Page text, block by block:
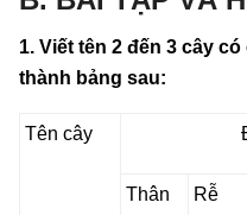
1. Viết tên 2 đến 3 cây
thành bảng sau:
Tên cây
Thân Rễ